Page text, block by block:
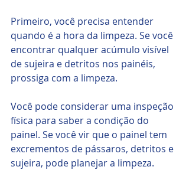
Primeiro, você precisa entender
quando é a hora da limpeza. Se você
encontrar qualquer acúmulo visível
de sujeira e detritos nos painéis,
prossiga com a limpeza.
Você pode considerar uma inspeção
física para saber a condição do
painel. Se você vir que o painel tem
excrementos de pássaros, detritos e
sujeira, pode planejar a limpeza.